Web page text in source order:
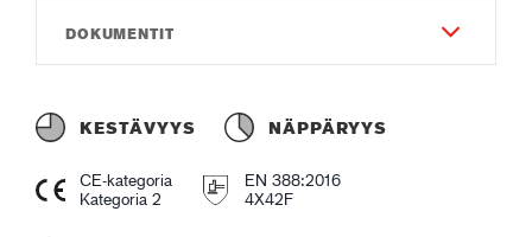
Näppäryys
3
Gauge
Gauge13
Materiaali ja Rakenne - Ulkopuoli
4X42FDOKUMENTIT
Instruction of use GUIDE 6225 CPN.pdf
Vaatimustenmukaisuusvakuutus
Declaration of Conformity GUIDE 6225 CPN.pdf
KESTÄVYYS NÄPPÄRYYS
CE-kategoria
Kategoria 2
EN 388:2016
4X42F